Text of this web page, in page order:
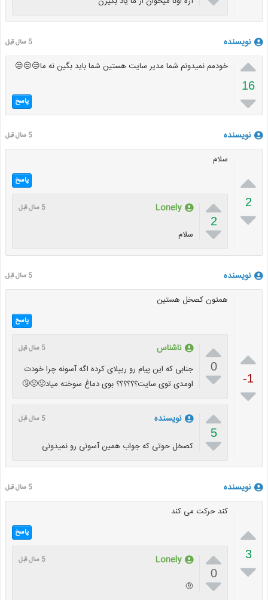
نویسنده 5 سال قبل

16

خودمم نمیدونم شما مدیر سایت هستین شما باید بگین نه ما😒😒😒
پاسخ
نویسنده 5 سال قبل

2

سلام
پاسخ

2

Lonely 5 سال قبل
سلام
نویسنده 5 سال قبل

-1

همتون کصخل هستین
پاسخ

0

ناشناس 5 سال قبل
جنابی که‌ این‌ پیام رو ریپلای کرده اگه آسونه چرا خودت
اومدی توی سایت؟؟؟؟؟؟ بوی دماغ سوخته میاد🤢🤢🤧

5

نویسنده 5 سال قبل
کصخل حوتی که جواب همین آسونی رو نمیدونی
نویسنده 5 سال قبل

3

کند حرکت می کند
پاسخ

0

Lonely 5 سال قبل
🤨